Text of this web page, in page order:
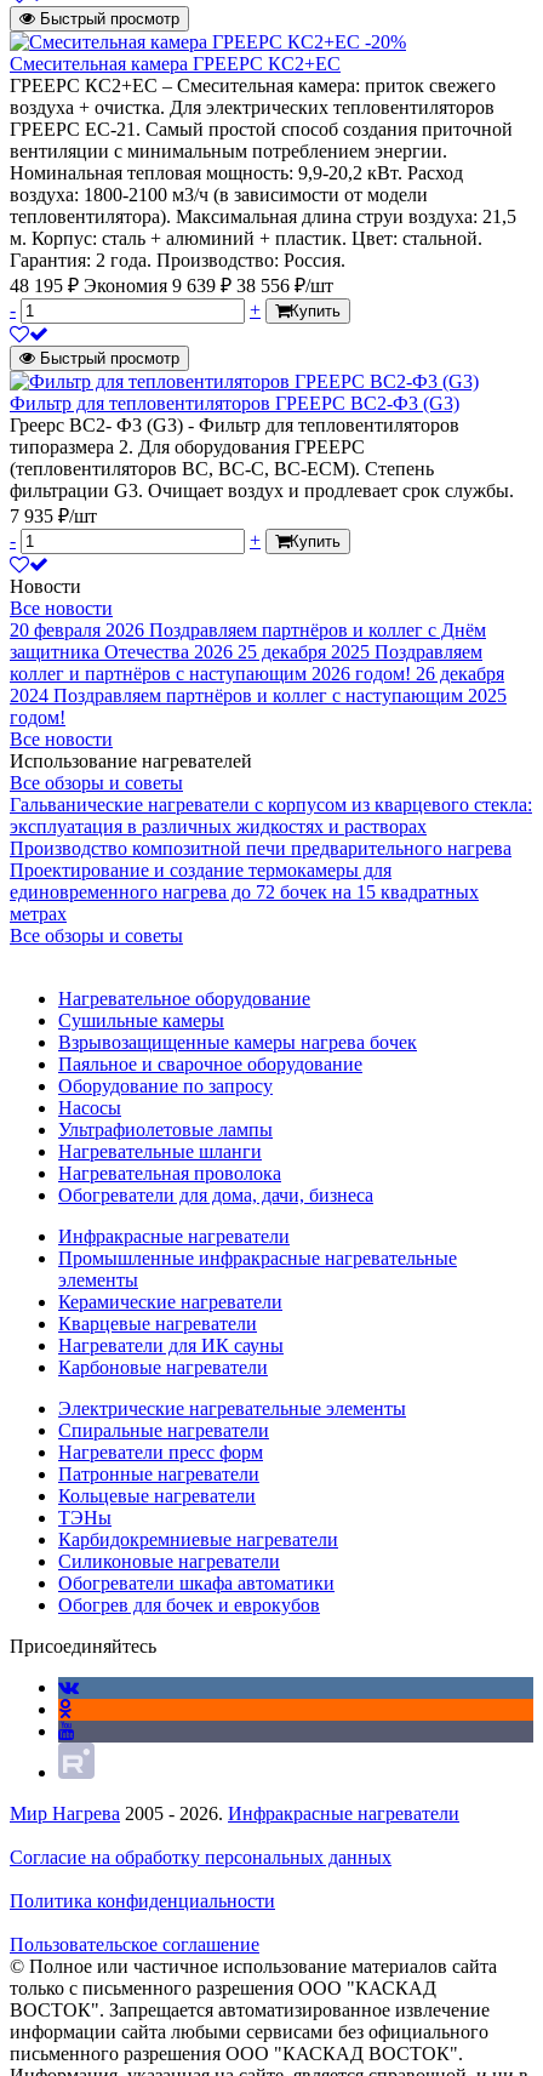
Быстрый просмотр
-20%
Смесительная камера ГРЕЕРС КС2+ЕС
ГРЕЕРС КС2+ЕС – Смесительная камера: приток свежего
воздуха + очистка. Для электрических тепловентиляторов
ГРЕЕРС ЕС-21. Самый простой способ создания приточной
вентиляции с минимальным потреблением энергии.
Номинальная тепловая мощность: 9,9-20,2 кВт. Расход
воздуха: 1800-2100 м3/ч (в зависимости от модели
тепловентилятора). Максимальная длина струи воздуха: 21,5
м. Корпус: сталь + алюминий + пластик. Цвет: стальной.
Гарантия: 2 года. Производство: Россия.
48 195 ₽ Экономия 9 639 ₽ 38 556 ₽/шт
-
+ Купить
Быстрый просмотр
Фильтр для тепловентиляторов ГРЕЕРС ВС2-Ф3 (G3)
Греерс ВС2- Ф3 (G3) - Фильтр для тепловентиляторов
типоразмера 2. Для оборудования ГРЕЕРС
(тепловентиляторов ВС, ВС-С, ВС-ЕСМ). Степень
фильтрации G3. Очищает воздух и продлевает срок службы.
7 935 ₽/шт
-
+ Купить
Новости
Все новости
20 февраля 2026 Поздравляем партнёров и коллег с Днём
защитника Отечества 2026 25 декабря 2025 Поздравляем
коллег и партнёров с наступающим 2026 годом! 26 декабря
2024 Поздравляем партнёров и коллег с наступающим 2025
годом!
Все новости
Использование нагревателей
Все обзоры и советы
Гальванические нагреватели с корпусом из кварцевого стекла:
эксплуатация в различных жидкостях и растворах
Производство композитной печи предварительного нагрева
Проектирование и создание термокамеры для
единовременного нагрева до 72 бочек на 15 квадратных
метрах
Все обзоры и советы
Нагревательное оборудование
Сушильные камеры
Взрывозащищенные камеры нагрева бочек
Паяльное и сварочное оборудование
Оборудование по запросу
Насосы
Ультрафиолетовые лампы
Нагревательные шланги
Нагревательная проволока
Обогреватели для дома, дачи, бизнеса
Инфракрасные нагреватели
Промышленные инфракрасные нагревательные
элементы
Керамические нагреватели
Кварцевые нагреватели
Нагреватели для ИК сауны
Карбоновые нагреватели
Электрические нагревательные элементы
Спиральные нагреватели
Нагреватели пресс форм
Патронные нагреватели
Кольцевые нагреватели
ТЭНы
Карбидокремниевые нагреватели
Силиконовые нагреватели
Обогреватели шкафа автоматики
Обогрев для бочек и еврокубов
Присоединяйтесь
Мир Нагрева 2005 - 2026. Инфракрасные нагреватели
Согласие на обработку персональных данных
Политика конфиденциальности
Пользовательское соглашение
© Полное или частичное использование материалов сайта
только с письменного разрешения ООО "КАСКАД
ВОСТОК". Запрещается автоматизированное извлечение
информации сайта любыми сервисами без официального
письменного разрешения ООО "КАСКАД ВОСТОК".